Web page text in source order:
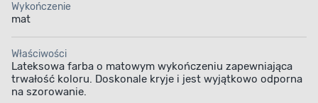
Wykończenie
mat
Właściwości
Lateksowa farba o matowym wykończeniu zapewniająca
trwałość koloru. Doskonale kryje i jest wyjątkowo odporna
na szorowanie.